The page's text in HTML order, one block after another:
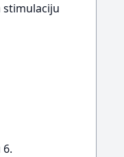
stimulaciju